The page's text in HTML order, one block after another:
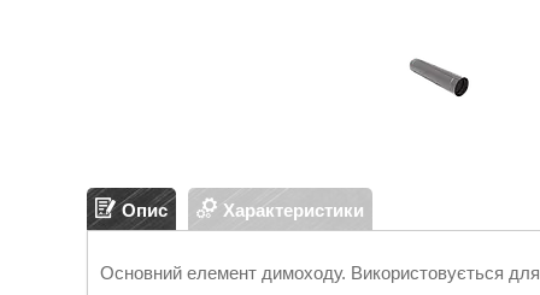
Опис Характеристики
Основний елемент димоходу. Використовується